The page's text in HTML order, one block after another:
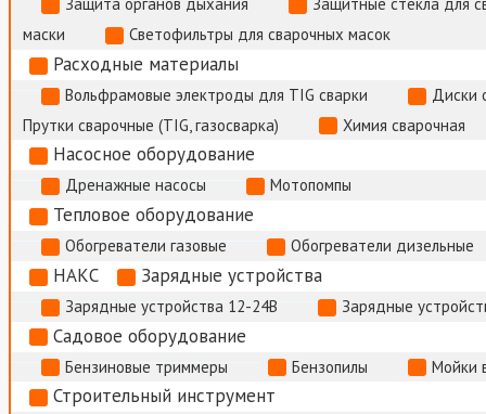
Защита органов дыхания
Защитные стекла для
маски
Светофильтры для сварочных масок
Расходные материалы
Вольфрамовые электроды для TIG сварки
Диски
Прутки сварочные (TIG, газосварка)
Химия сварочная
Насосное оборудование
Дренажные насосы Мотопомпы
Тепловое оборудование
Обогреватели газовые Обогреватели дизельные
НАКС Зарядные устройства
Зарядные устройства 12-24В Зарядные
Садовое оборудование
Бензиновые триммеры Бензопилы Мойки
Строительный инструмент